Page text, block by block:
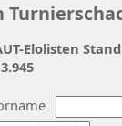
Elolisten